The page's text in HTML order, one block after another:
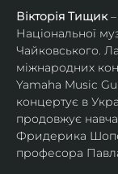
Вікторія Тищик –
Національної
Чайковського.
міжнародних
Yamaha Music
концертує в
продовжує
Фридерика
професора